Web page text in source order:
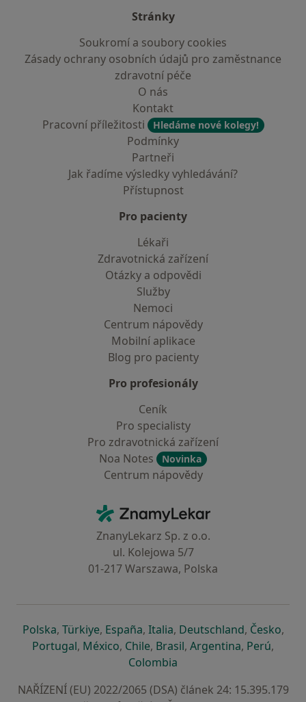
Stránky
Soukromí a soubory cookies
Zásady ochrany osobních údajů pro zaměstnance
zdravotní péče
O nás
Kontakt
Pracovní příležitosti
Hledáme nové kolegy!
Podmínky
Partneři
Jak řadíme výsledky vyhledávání?
Přístupnost
Pro pacienty
Lékaři
Zdravotnická zařízení
Otázky a odpovědi
Služby
Nemoci
Centrum nápovědy
Mobilní aplikace
Blog pro pacienty
Pro profesionály
Ceník
Pro specialisty
Pro zdravotnická zařízení
Noa Notes
Novinka
Centrum nápovědy
ZnamyLekar - Hlavní stránka
ZnanyLekarz Sp. z o.o.
ul. Kolejowa 5/7
01-217 Warszawa, Polska
Polskase otevře v nové záložce
, Türkiyese otevře v nové záložce
, Españase otevře v nové záložce
, Italiase otevře v nové záložce
, Deutschlandse otevře v
, Českose
,
Portugalse otevře v nové záložce
, Méxicose otevře v nové záložce
, Chilese otevře v nové záložce
, Brasilse otevře v nové
, Argentinase otevře v
, Perúse
,
Colombia
NAŘÍZENÍ (EU) 2022/2065 (DSA) článek 24: 15.395.179